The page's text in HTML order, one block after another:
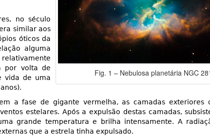
Fig. 1 – Nebulosa planetária NGC
no século
similar aos
óticos da
alguma
relativamente
por volta de
vida de uma
a fase de gigante vermelha, as camadas exteriores
estelares. Após a expulsão destas camadas,
grande temperatura e brilha intensamente. A
que a estrela tinha expulsado.